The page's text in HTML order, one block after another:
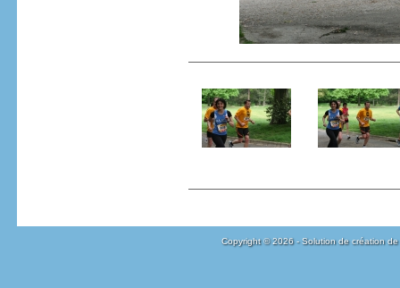
Copyright © 2026 - Solution de création